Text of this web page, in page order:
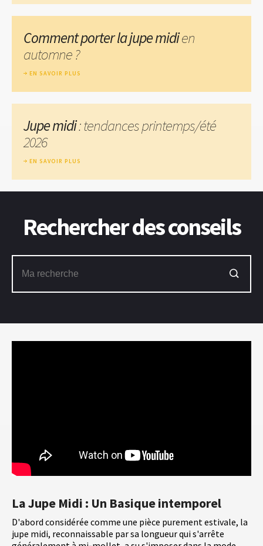
La Jupe Midi : Un Basique intemporel
D'abord considérée comme une pièce purement estivale, la
jupe midi, reconnaissable par sa longueur qui s'arrête
Comment porter la jupe midien
automne ?
EN SAVOIR PLUS
Jupe midi: tendances printemps/été
2026
EN SAVOIR PLUS
Rechercher des conseils